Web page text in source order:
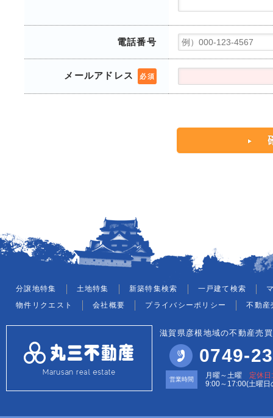
電話番号
メールアドレス 必須
分譲地特集 土地特集 新築特集検索 一戸建て検索
物件リクエスト
会社概要 プライバシーポリシー 不動産
滋賀県彦根地域の不動産売
0749-
営業時間 月曜～土曜 定休
9:00～17:00(土曜日